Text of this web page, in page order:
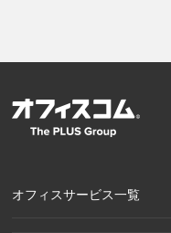
外国における個人情報
ご確認下さい。
オフィスサービス一覧